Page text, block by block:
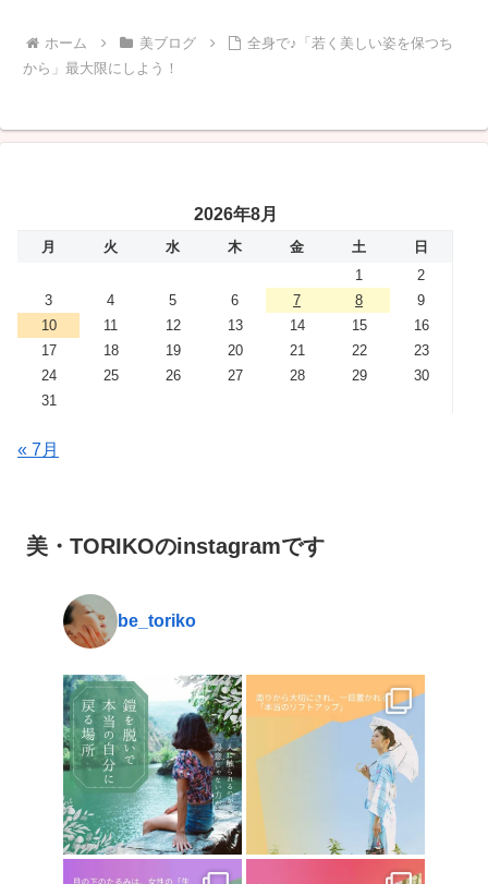
ホーム 美ブログ
全身で♪「若く美しい姿を保つち
から」最大限にしよう！
2026年8月
月 火 水 木 金 土
日
1
2
3
4 5 6 7 8
9
10
11 12 13 14 15
16
17
18 19 20 21 22
23
24
25 26 27 28 29
30
31
« 7月
美・TORIKOのinstagramです
be_toriko